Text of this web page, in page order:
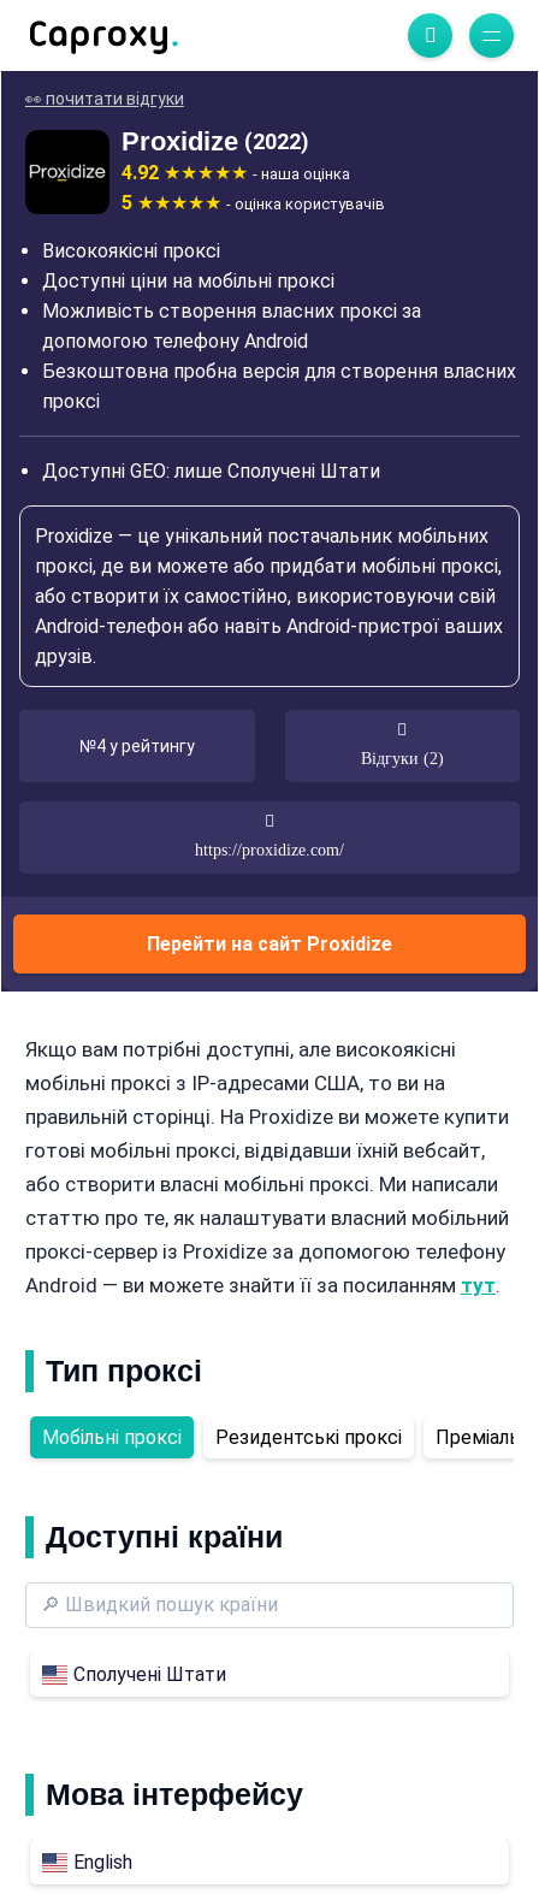
👀 почитати відгуки
Proxidize (2022)
4.92 - наша оцінка
5 - оцінка користувачів
Високоякісні проксі
Доступні ціни на мобільні проксі
Можливість створення власних проксі за
допомогою телефону Android
Безкоштовна пробна версія для створення власних
проксі
Доступні GEO: лише Сполучені Штати
Proxidize — це унікальний постачальник мобільних
проксі, де ви можете або придбати мобільні проксі,
або створити їх самостійно, використовуючи свій
Android-телефон або навіть Android-пристрої ваших
друзів.
№4 у рейтингу
Відгуки (2)
https://proxidize.com/
Перейти на сайт Proxidize
Якщо вам потрібні доступні, але високоякісні
мобільні проксі з IP-адресами США, то ви на
правильній сторінці. На Proxidize ви можете купити
готові мобільні проксі, відвідавши їхній вебсайт,
або створити власні мобільні проксі. Ми написали
статтю про те, як налаштувати власний мобільний
проксі-сервер із Proxidize за допомогою телефону
Android — ви можете знайти її за посиланням тут.
Тип проксі
Мобільні проксі Резидентські проксі Преміальні
Доступні країни
Сполучені Штати
Мова інтерфейсу
English